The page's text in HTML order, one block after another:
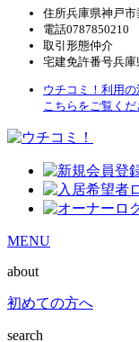
住所兵庫県神戸
電話0787850210
取引形態仲介
宅建免許番号兵庫
ウチコミ！利用の
こちらをご覧くだ
MENU
about
初めての方へ
search